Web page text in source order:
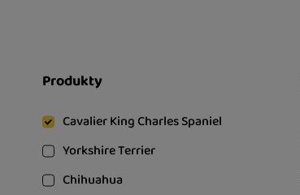
Produkty
Cavalier King Charles Spaniel
Yorkshire Terrier
Chihuahua